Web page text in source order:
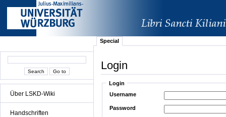
Über LSKD-Wiki
Handschriften
Special
Login
Login
Username
Password